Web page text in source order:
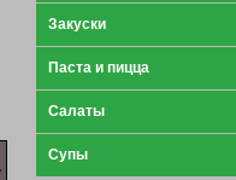
Закуски
Паста и пицца
Салаты
Супы